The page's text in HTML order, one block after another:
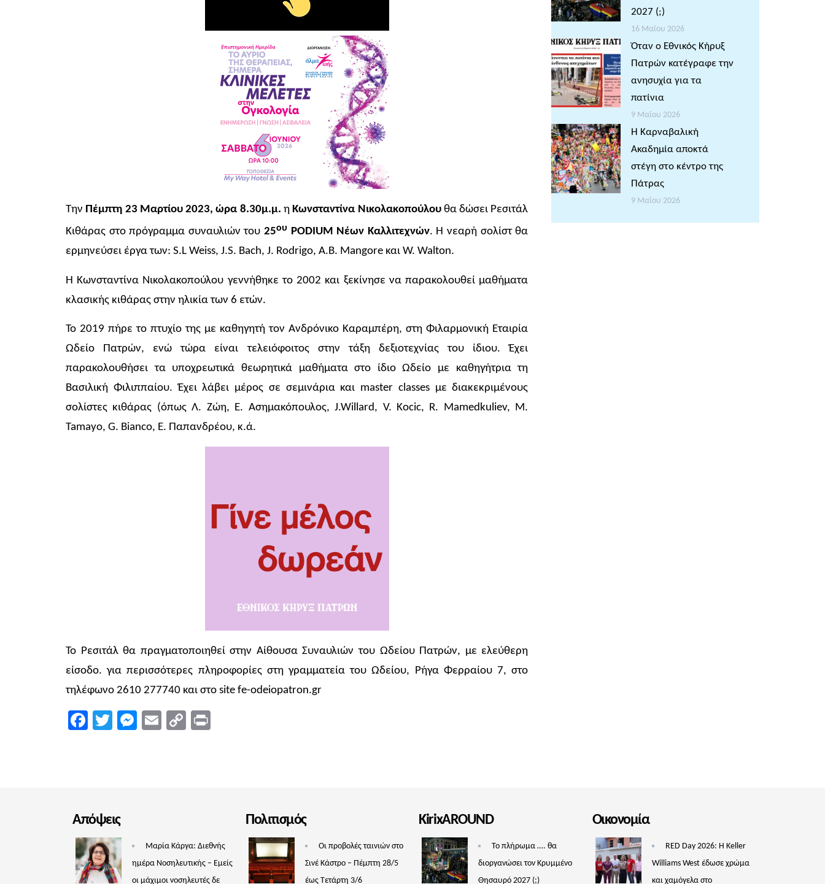
Την Πέμπτη 23 Μαρτίου 2023, ώρα 8.30μ.μ. ηΚωνσταντίνα Νικολακοπούλου θα δώσει Ρεσιτάλ
Κιθάρας στο πρόγραμμα συναυλιών του25ου PODIUM Νέων Καλλιτεχνών. Η νεαρή σολίστ θα
ερμηνεύσει έργα των: S.L Weiss, J.S. Bach, J. Rodrigo, A.B. Mangore και W. Walton.
Η Κωνσταντίνα Νικολακοπούλου γεννήθηκε το 2002 και ξεκίνησε να παρακολουθεί μαθήματα
κλασικής κιθάρας στην ηλικία των 6 ετών.
Το 2019 πήρε το πτυχίο της με καθηγητή τον Ανδρόνικο Καραμπέρη, στη Φιλαρμονική Εταιρία
Ωδείο Πατρών, ενώ τώρα είναι τελειόφοιτος στην τάξη δεξιοτεχνίας του ίδιου. Έχει
παρακολουθήσει τα υποχρεωτικά θεωρητικά μαθήματα στο ίδιο Ωδείο με καθηγήτρια τη
Βασιλική Φιλιππαίου. Έχει λάβει μέρος σε σεμινάρια και master classes με διακεκριμένους
σολίστες κιθάρας (όπως Λ. Ζώη, Ε. Ασημακόπουλος, J.Willard, V. Kocic, R. Mamedkuliev, M.
Tamayo, G. Bianco, Ε. Παπανδρέου, κ.ά.
Το Ρεσιτάλ θα πραγματοποιηθεί στην Αίθουσα Συναυλιών του Ωδείου Πατρών, με ελεύθερη
είσοδο. για περισσότερες πληροφορίες στη γραμματεία του Ωδείου, Ρήγα Φερραίου 7, στο
τηλέφωνο 2610 277740 και στο site fe-odeiopatron.gr
Facebook
TwitterMessenger
EmailCopy
2027 (;)
16 Μαΐου 2026
Όταν ο Εθνικός Κήρυξ
Πατρών κατέγραφε την
ανησυχία για τα
πατίνια
9 Μαΐου 2026
Η Καρναβαλική
Ακαδημία αποκτά
στέγη στο κέντρο της
Πάτρας
9 Μαΐου 2026
Απόψεις
Μαρία Κάργα: Διεθνής
ημέρα Νοσηλευτικής – Εμείς
οι μάχιμοι νοσηλευτές δε
Πολιτισμός
Οι προβολές ταινιών στο
Σινέ Κάστρο – Πέμπτη 28/5
έως Τετάρτη 3/6
KirixAROUND
Το πλήρωμα …. θα
διοργανώσει τον Κρυμμένο
Θησαυρό 2027 (;)
Οικονομία
RED Day 2026: Η Keller
Williams West έδωσε χρώμα
και χαμόγελα στο